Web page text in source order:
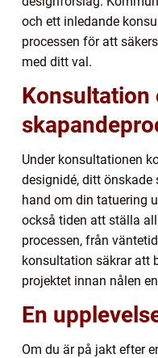
och ett inledande
processen för att
med ditt val.
Konsultation
Under konsultationen
designidé, ditt
hand om din tatuering
också tiden att ställa
processen, från
konsultation säkrar att
projektet innan nålen
En
Om du är på jakt efter